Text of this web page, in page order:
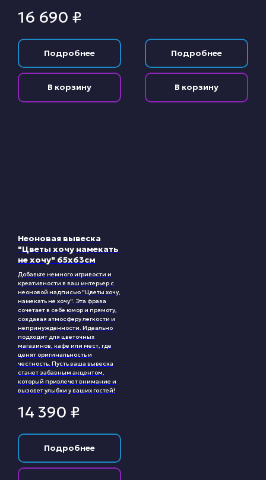
16 690 ₽
Подробнее
В корзину
Подробнее
В корзину
Неоновая вывеска
"Цветы хочу намекать
не хочу" 65х63см
Добавьте немного игривости и
креативности в ваш интерьер с
неоновой надписью "Цветы хочу,
намекать не хочу". Эта фраза
сочетает в себе юмор и прямоту,
создавая атмосферу легкости и
непринужденности. Идеально
подходит для цветочных
магазинов, кафе или мест, где
ценят оригинальность и
честность. Пусть ваша вывеска
станет забавным акцентом,
который привлечет внимание и
вызовет улыбки у ваших гостей!
14 390 ₽
Подробнее